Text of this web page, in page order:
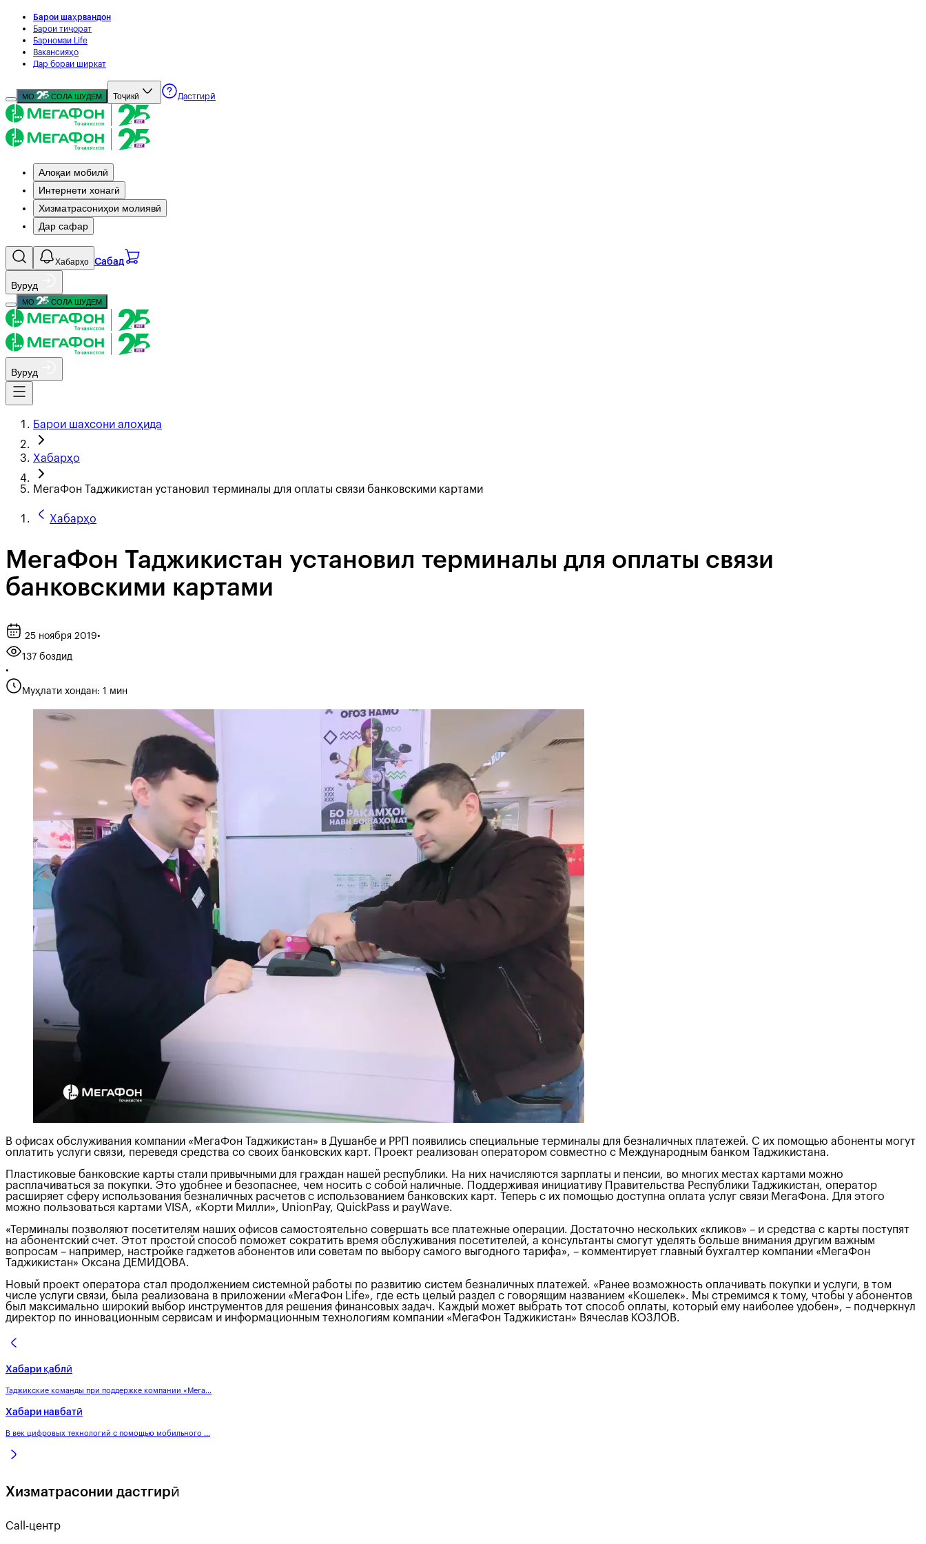
Барои шаҳрвандон
Барои тиҷорат
Барномаи Life
Вакансияҳо
Дар бораи ширкат
МО СОЛА ШУДЕМ Тоҷикӣ Дастгирӣ
Алоқаи мобилӣ
Интернети хонагӣ
Хизматрасониҳои молиявӣ
Дар сафар
Хабарҳо Сабад
Вуруд
МО СОЛА ШУДЕМ
Вуруд
Барои шахсони алоҳида
Хабарҳо
МегаФон Таджикистан установил терминалы для оплаты связи банковскими картами
Хабарҳо
МегаФон Таджикистан установил терминалы для оплаты связи
банковскими картами
25 ноября 2019•
137 боздид
•
Муҳлати хондан: 1 мин
В офисах обслуживания компании «МегаФон Таджикистан» в Душанбе и РРП появились специальные терминалы для безналичных платежей. С их помощью абоненты могут
оплатить услуги связи, переведя средства со своих банковских карт. Проект реализован оператором совместно с Международным банком Таджикистана.
Пластиковые банковские карты стали привычными для граждан нашей республики. На них начисляются зарплаты и пенсии, во многих местах картами можно
расплачиваться за покупки. Это удобнее и безопаснее, чем носить с собой наличные. Поддерживая инициативу Правительства Республики Таджикистан, оператор
расширяет сферу использования безналичных расчетов с использованием банковских карт. Теперь с их помощью доступна оплата услуг связи МегаФона. Для этого
можно пользоваться картами VISA, «Корти Милли», UnionPay, QuickPass и payWave.
«Терминалы позволяют посетителям наших офисов самостоятельно совершать все платежные операции. Достаточно нескольких «кликов» – и средства с карты поступят
на абонентский счет. Этот простой способ поможет сократить время обслуживания посетителей, а консультанты смогут уделять больше внимания другим важным
вопросам – например, настройке гаджетов абонентов или советам по выбору самого выгодного тарифа», – комментирует главный бухгалтер компании «МегаФон
Таджикистан» Оксана ДЕМИДОВА.
Новый проект оператора стал продолжением системной работы по развитию систем безналичных платежей. «Ранее возможность оплачивать покупки и услуги, в том
числе услуги связи, была реализована в приложении «МегаФон Life», где есть целый раздел с говорящим названием «Кошелек». Мы стремимся к тому, чтобы у абонентов
был максимально широкий выбор инструментов для решения финансовых задач. Каждый может выбрать тот способ оплаты, который ему наиболее удобен», – подчеркнул
директор по инновационным сервисам и информационным технологиям компании «МегаФон Таджикистан» Вячеслав КОЗЛОВ.
Хабари қаблӣ
Таджикские команды при поддержке компании «Мега...
Хабари навбатӣ
В век цифровых технологий с помощью мобильного ...
Хизматрасонии дастгирӣ
Call-центр